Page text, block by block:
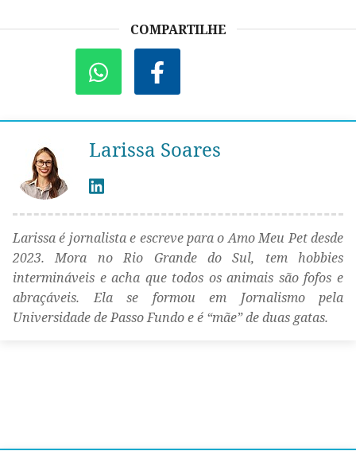
COMPARTILHE
Larissa Soares
Larissa é jornalista e escreve para o Amo Meu Pet desde
2023. Mora no Rio Grande do Sul, tem hobbies
intermináveis e acha que todos os animais são fofos e
abraçáveis. Ela se formou em Jornalismo pela
Universidade de Passo Fundo e é “mãe” de duas gatas.